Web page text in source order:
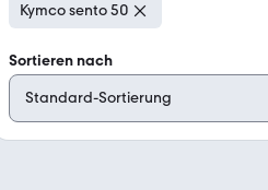
Kymco sento 50
Sortieren nach